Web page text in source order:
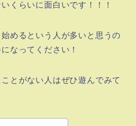
くらいに面白いです！！！
めるという人が多いと思うの
なってください！
とがない人はぜひ遊んでみて